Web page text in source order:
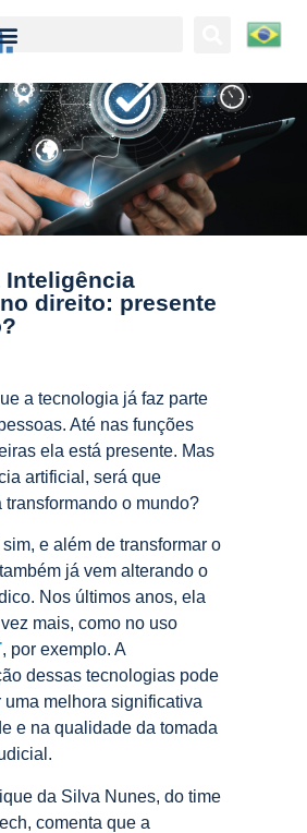
Inteligência
direito: presente
a tecnologia já faz parte
Até nas funções
ela está presente. Mas
artificial, será que
transformando o mundo?
e além de transformar o
já vem alterando o
Nos últimos anos, ela
mais, como no uso
, por exemplo. A
dessas tecnologias pode
uma melhora significativa
e na qualidade da tomada
da Silva Nunes, do time
comenta que a